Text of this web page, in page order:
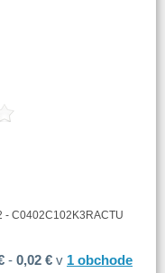
- C0402C102K3RACTU
- 0,02 € v 1 obchode